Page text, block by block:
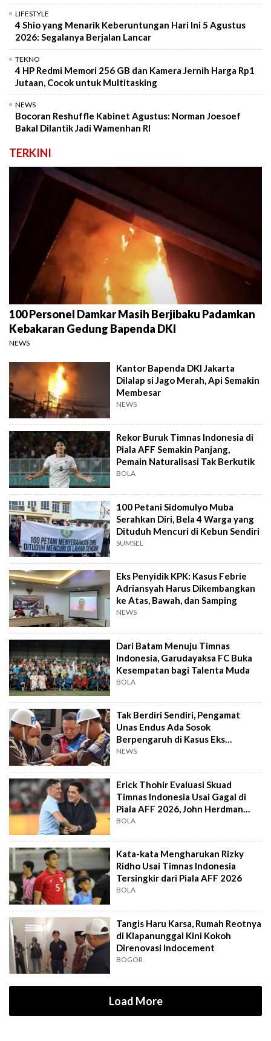
LIFESTYLE
4 Shio yang Menarik Keberuntungan Hari Ini 5 Agustus
2026: Segalanya Berjalan Lancar
TEKNO
4 HP Redmi Memori 256 GB dan Kamera Jernih Harga Rp1
Jutaan, Cocok untuk Multitasking
NEWS
Bocoran Reshuffle Kabinet Agustus: Norman Joesoef
Bakal Dilantik Jadi Wamenhan RI
TERKINI
100 Personel Damkar Masih Berjibaku Padamkan
Kebakaran Gedung Bapenda DKI
NEWS
Kantor Bapenda DKI Jakarta
Dilalap si Jago Merah, Api Semakin
Membesar
NEWS
Rekor Buruk Timnas Indonesia di
Piala AFF Semakin Panjang,
Pemain Naturalisasi Tak Berkutik
BOLA
100 Petani Sidomulyo Muba
Serahkan Diri, Bela 4 Warga yang
Dituduh Mencuri di Kebun Sendiri
SUMSEL
Eks Penyidik KPK: Kasus Febrie
Adriansyah Harus Dikembangkan
ke Atas, Bawah, dan Samping
NEWS
Dari Batam Menuju Timnas
Indonesia, Garudayaksa FC Buka
Kesempatan bagi Talenta Muda
BOLA
Tak Berdiri Sendiri, Pengamat
Unas Endus Ada Sosok
Berpengaruh di Kasus Eks
Jampidsus
NEWS
Erick Thohir Evaluasi Skuad
Timnas Indonesia Usai Gagal di
Piala AFF 2026, John Herdman
Out?
BOLA
Kata-kata Mengharukan Rizky
Ridho Usai Timnas Indonesia
Tersingkir dari Piala AFF 2026
BOLA
Tangis Haru Karsa, Rumah Reotnya
di Klapanunggal Kini Kokoh
Direnovasi Indocement
BOGOR
Load More